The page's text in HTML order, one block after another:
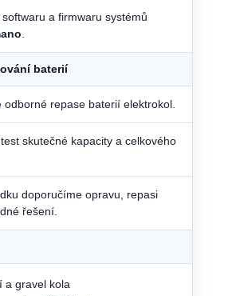
a firmwaru systémů
baterií
odborné repase baterií elektrokol.
skutečné kapacity a celkového
doporučíme opravu, repasi
řešení.
a gravel kola